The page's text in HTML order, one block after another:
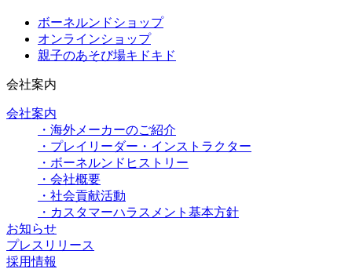
ボーネルンドショップ
オンラインショップ
親子のあそび場キドキド
会社案内
会社案内
・海外メーカーのご紹介
・プレイリーダー・インストラクター
・ボーネルンドヒストリー
・会社概要
・社会貢献活動
・カスタマーハラスメント基本方針
お知らせ
プレスリリース
採用情報